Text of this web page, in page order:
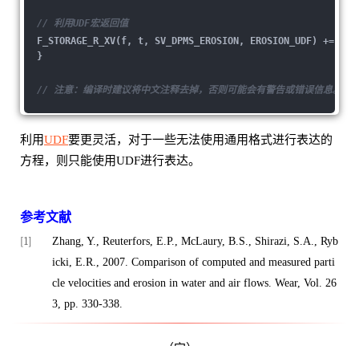
// 利用UDF宏返回值
F_STORAGE_R_XV(f, t, SV_DPMS_EROSION, EROSION_UDF) +=
}
// 注意：编译时建议将中文注释去掉，否则可能会有警告或错误信息。
利用UDF要更灵活，对于一些无法使用通用格式进行表达的
方程，则只能使用UDF进行表达。
参考文献
[1]
Zhang, Y., Reuterfors, E.P., McLaury, B.S., Shirazi, S.A., Ryb
icki, E.R., 2007. Comparison of computed and measured parti
cle velocities and erosion in water and air flows. Wear, Vol. 26
3, pp. 330-338.